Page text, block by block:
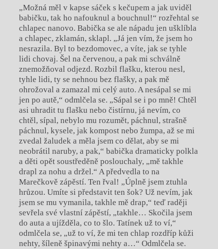
„Možná měl v kapse sáček s kečupem a jak uviděl
babičku, tak ho nafouknul a bouchnul!“ rozřehtal se
chlapec nanovo. Babička se ale nápadu jen ušklíbla
a chlapec, zklamán, sklapl. „Já jen vím, že jsem ho
nesrazila. Byl to bezdomovec, a víte, jak se tyhle
lidi chovaj. Šel na červenou, a pak mi schválně
znemožňoval odjezd. Rozbil flašku, kterou nesl,
tyhle lidi, ty se nehnou bez flašky, a pak mě
ohrožoval a zamazal mi celý auto. A nesápal se mi
jen po autě,“ odmlčela se. „Sápal se i po mně! Chtěl
asi uhradit tu flašku nebo čistírnu, já nevím, co
chtěl, sípal, nebylo mu rozumět, páchnul, strašně
páchnul, kysele, jak kompost nebo žumpa, až se mi
zvedal žaludek a měla jsem co dělat, aby se mi
neobrátil naruby, a pak,“ babička dramaticky polkla
a děti opět soustředěně poslouchaly, „mě takhle
drapl za nohu a držel.“ A předvedla to na
Marečkově zápěstí. Ten řval! „Úplně jsem ztuhla
hrůzou. Umíte si představit ten šok? Už nevím, jak
jsem se mu vymanila, takhle mě drap,“ teď raději
sevřela své vlastní zápěstí, „takhle… Skočila jsem
do auta a ujížděla, co to šlo. Tatínek už to ví,“
odmlčela se, „už to ví, že mi ten chlap rozdříp kůži
nehty, šíleně špinavými nehty a…“ Odmlčela se.